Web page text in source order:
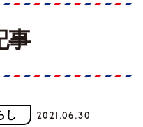
事
し 2021.06.30